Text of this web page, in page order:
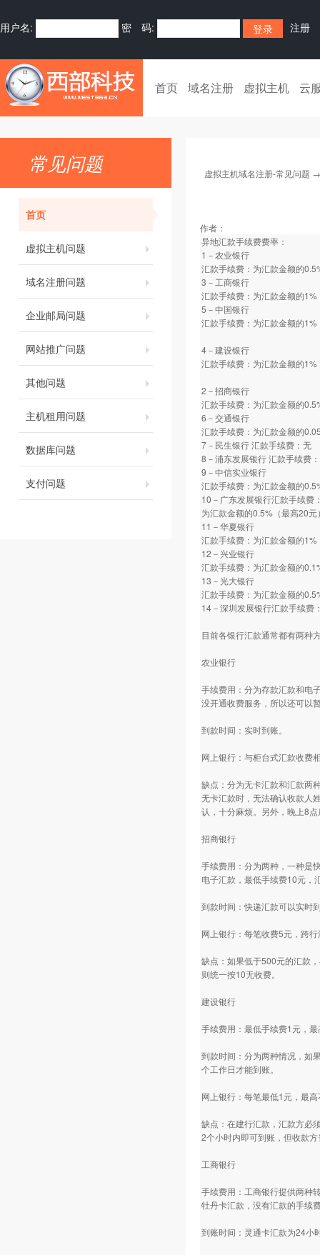
用户名: 密 码: 注册
首页 域名注册 虚拟主机 云
常见问题
首页
虚拟主机问题
域名注册问题
企业邮局问题
网站推广问题
其他问题
主机租用问题
数据库问题
支付问题
虚拟主机域名注册-常见问题
作者：
异地汇款手续费费率：
1－农业银行
汇款手续费：为汇款金额的
3－工商银行
汇款手续费：为汇款金额的
5－中国银行
汇款手续费：为汇款金额的
4－建设银行
汇款手续费：为汇款金额的
2－招商银行
汇款手续费：为汇款金额的
6－交通银行
汇款手续费：为汇款金额的
7－民生银行 汇款手续费：无
8－浦东发展银行 汇款手续费
9－中信实业银行
汇款手续费：为汇款金额的
10－广东发展银行汇款手续费
为汇款金额的0.5%（最高20元
11－华夏银行
汇款手续费：为汇款金额的
12－兴业银行
汇款手续费：为汇款金额的
13－光大银行
汇款手续费：为汇款金额的
14－深圳发展银行汇款手续费
目前各银行汇款通常都有两种
农业银行
手续费用：分为存款汇款和电
没开通收费服务，所以还可以
到款时间：实时到账。
网上银行：与柜台式汇款收费
缺点：分为无卡汇款和汇款两
无卡汇款时，无法确认收款人
认，十分麻烦。另外，晚上8
招商银行
手续费用：分为两种，一种是
电子汇款，最低手续费10元，
到款时间：快递汇款可以实时
网上银行：每笔收费5元，跨
缺点：如果低于500元的汇款
则统一按10无收费。
建设银行
手续费用：最低手续费1元，
到款时间：分为两种情况，如
个工作日才能到账。
网上银行：每笔最低1元，最
缺点：在建行汇款，汇款方必
2个小时内即可到账，但收款
工商银行
手续费用：工商银行提供两种
牡丹卡汇款，没有汇款的手续
到账时间：灵通卡汇款为24小